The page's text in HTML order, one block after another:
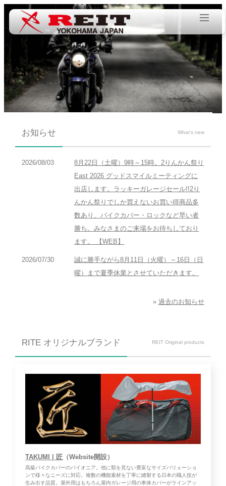
お知らせ What's new
2026/08/03
8月22日（土曜）9時～15時。2りんかん祭り
East 2026 グッドスマイルミーティングに
出店します。ラッキーガレージセール!!2り
んかん祭りでしか買えないお買い得商品多
数あり、バイクカバー・ロックなど早い者
勝ち。みなさまのご来場をお待ちしており
ます。 【WEB】
2026/07/30
誠に勝手ながら8月11日（火曜）～16日（日
曜）まで夏季休業とさせていただきます。
» 過去のお知らせ
RITE オリジナルブランド REIT Original products
TAKUMI | 匠 （Website開設）
高級バイクカバーのパイオニア。他に類を見ない豊富なサイズバリェーショ
ンで様々なニーズに対応。複数の機能素材を丁寧に縫製する日本の職人技が
生み出す品質。屋外用はもちろん屋内ガレージ用の車体カバーがラインアッ